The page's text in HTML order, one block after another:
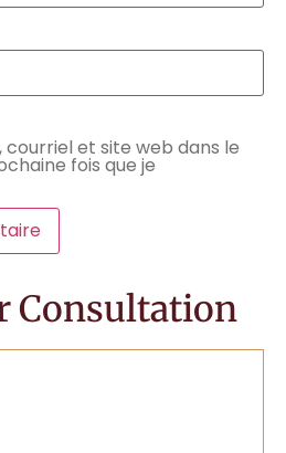
et site web dans le
fois que je
Consultation